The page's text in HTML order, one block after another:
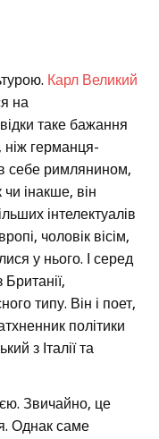
Карл Великий
на
таке бажання
германця-
себе римлянином,
чи інакше, він
інтелектуалів
чоловік вісім,
у нього. І серед
типу. Він і поет,
політики
з Італії та
Звичайно, це
Однак саме